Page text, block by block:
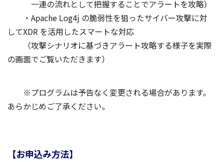
一連の流れとして把握することでアラートを攻略）
・Apache Log4j の脆弱性を狙ったサイバー攻撃に対
してXDR を活用したスマートな対応
（攻撃シナリオに基づきアラート攻略する様子を実際
の画面でご覧いただきます）
※プログラムは予告なく変更される場合があります。
あらかじめご了承ください。
【お申込み方法】